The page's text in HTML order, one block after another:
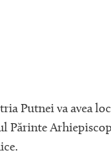
Putnei va avea
Părinte